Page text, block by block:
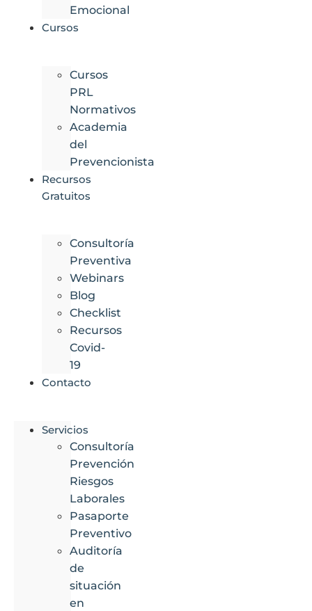
Emocional
Cursos
Cursos
PRL
Normativos
Academia
del
Prevencionista
Recursos
Gratuitos
Consultoría
Preventiva
Webinars
Blog
Checklist
Recursos
Covid-
19
Contacto
Servicios
Consultoría
Prevención
Riesgos
Laborales
Pasaporte
Preventivo
Auditoría
de
situación
en